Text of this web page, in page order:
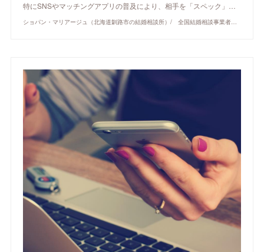
特にSNSやマッチングアプリの普及により、相手を「スペック」…
ショパン・マリアージュ（北海道釧路市の結婚相談所）/ 全国結婚相談事業者連盟正規加盟店 / cherry-piano.com